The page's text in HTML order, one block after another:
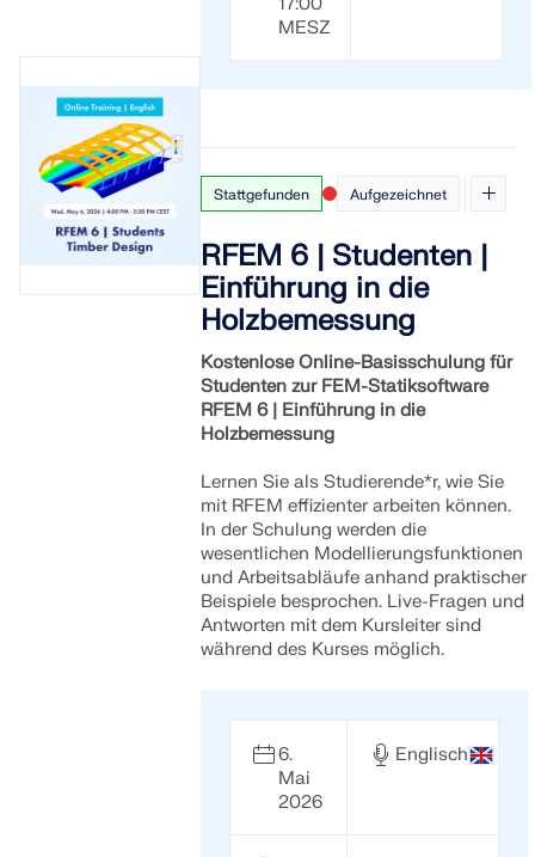
MESZ
Stattgefunden Aufgezeichnet
RFEM 6 | Studenten |
Einführung in die
Holzbemessung
Kostenlose Online-Basisschulung für
Studenten zur FEM-Statiksoftware
RFEM 6 | Einführung in die
Holzbemessung
Lernen Sie als Studierende*r, wie Sie
mit RFEM effizienter arbeiten können.
In der Schulung werden die
wesentlichen Modellierungsfunktionen
und Arbeitsabläufe anhand praktischer
Beispiele besprochen. Live-Fragen und
Antworten mit dem Kursleiter sind
während des Kurses möglich.
6.
Mai
2026
Englisch